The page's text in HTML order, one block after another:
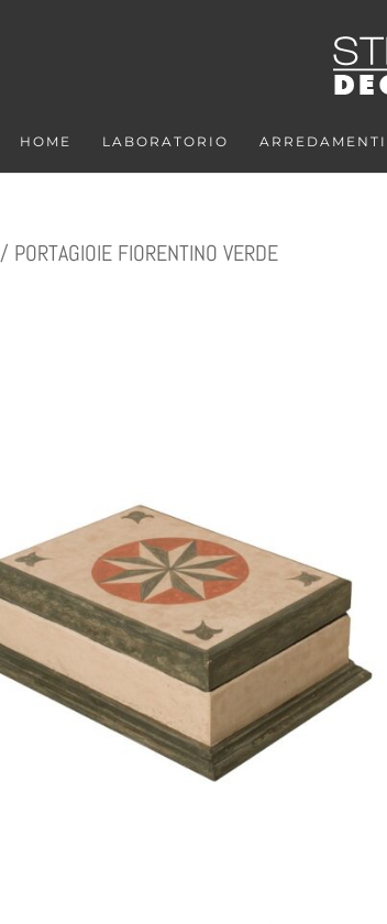
HOME LABORATORIO ARREDAMENTI
/ PORTAGIOIE FIORENTINO VERDE